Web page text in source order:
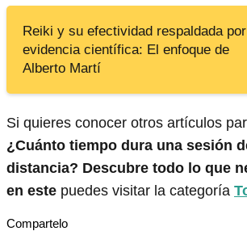
Reiki y su efectividad respaldada
evidencia científica: El enfoque de
Alberto Martí
Si quieres conocer otros artículos
¿Cuánto tiempo dura una sesión
distancia? Descubre todo lo que
en este puedes visitar la categoría
Compartelo